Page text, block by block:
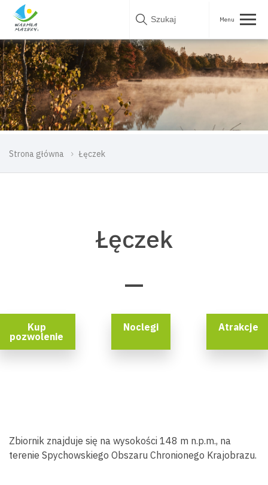
Skip
Strona główna Łęczek
Łęczek
Kup
pozwolenie
Noclegi Atrakcje
Zbiornik znajduje się na wysokości 148 m n.p.m., na
terenie Spychowskiego Obszaru Chronionego Krajobrazu.